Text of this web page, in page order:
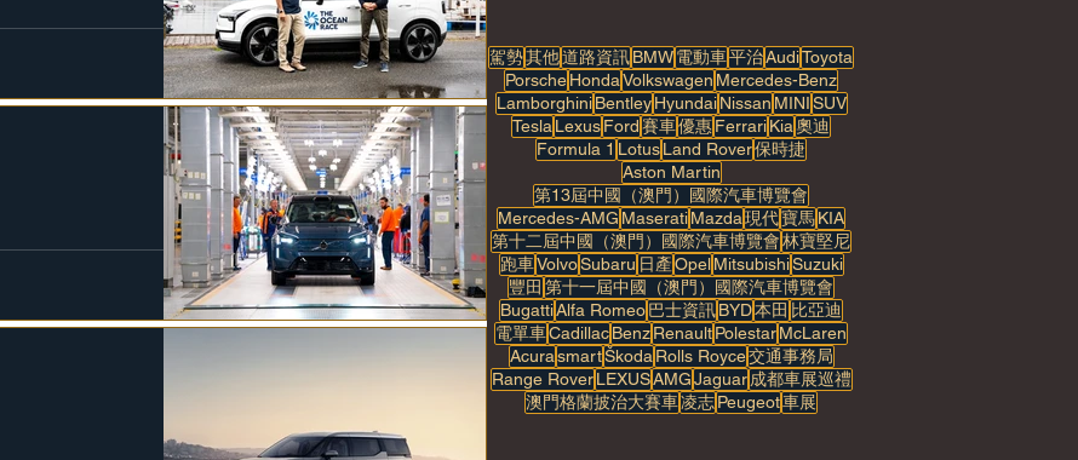
並在需要的地方做出貢獻並
多樣性。 作為Ocean Race超
，雙方夥伴關係的擴展，將能
產EX90新型電動旗艦 SUV，
擴展了品牌的純電車產品組
駕勢其他道路資訊BMW電動車平治AudiToyota
PorscheHondaVolkswagen Mercedes-Benz
Lamborghini Bentley Hyundai Nissan MINISUV
Tesla LexusFord賽車優惠FerrariKia奧迪
Formula 1 LotusLand Rover保時捷
Aston Martin
第13屆中國（澳門）國際汽車博覽會
Mercedes-AMG MaseratiMazda現代寶馬KIA
第十二屆中國（澳門）國際汽車博覽會林寶堅尼
跑車VolvoSubaru 日產Opel MitsubishiSuzuki
豐田 第十一屆中國（澳門）國際汽車博覽會
BugattiAlfa Romeo巴士資訊BYD本田 比亞迪
電單車CadillacBenzRenaultPolestarMcLaren
AcurasmartŠkoda Rolls Royce交通事務局
Range Rover LEXUSAMGJaguar 成都車展巡禮
澳門格蘭披治大賽車凌志Peugeot車展